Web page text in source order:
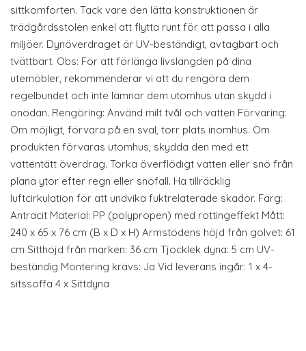
sittkomforten. Tack vare den lätta konstruktionen är
trädgårdsstolen enkel att flytta runt för att passa i alla
miljöer. Dynöverdraget är UV-beständigt, avtagbart och
tvättbart. Obs: För att förlänga livslängden på dina
utemöbler, rekommenderar vi att du rengöra dem
regelbundet och inte lämnar dem utomhus utan skydd i
onödan. Rengöring: Använd milt tvål och vatten Förvaring:
Om möjligt, förvara på en sval, torr plats inomhus. Om
produkten förvaras utomhus, skydda den med ett
vattentätt överdrag. Torka överflödigt vatten eller snö från
plana ytor efter regn eller snöfall. Ha tillräcklig
luftcirkulation för att undvika fuktrelaterade skador. Färg:
Antracit Material: PP (polypropen) med rottingeffekt Mått:
240 x 65 x 76 cm (B x D x H) Armstödens höjd från golvet: 61
cm Sitthöjd från marken: 36 cm Tjocklek dyna: 5 cm UV-
beständig Montering krävs: Ja Vid leverans ingår: 1 x 4-
sitssoffa 4 x Sittdyna